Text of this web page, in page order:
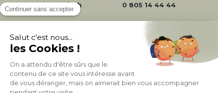
24/72h
0 805 14 44 44
À PROPOS DE MILIBOO
AIDE & CONTACT